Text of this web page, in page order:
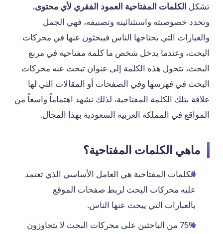
تشكل الكلمات المفتاحية العمود الفقري لأي محتوى،
وتحدد خصوصيته واستثنائيته وتصنيفه، فهي الجمل
والعبارات التي يحتاجها الناس فيبحثون عنها في محركات
البحث، وعندما يدخل شخص ما كلمة مفتاحية في مربع
البحث، تتحول هذه الكلمة إلى عنوان تبحث عنه محركات
البحث في فهرسها وفي الصفحات أو المقالات التي لها
علاقة بتلك الكلمة المفتاحية، لذلك نشهد اهتماماً واسعاً من
المواقع في المملكة العربية السعودية بهذا المجال.
ماهي الكلمات المفتاحية؟
الكلمات المفتاحية هي العامل الأساسي الذي تعتمد
عليه محركات البحث لربط صفحات الموقع
بالعبارات التي يبحث عنها الناس.
75% من الباحثين على محركات البحث لا يتجاوزون